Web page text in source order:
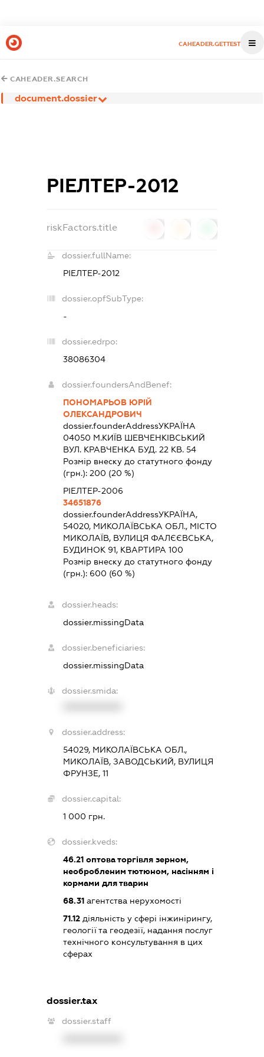
CAHEADER.GETTEST
CAHEADER.SEARCH
document.dossier
РІЕЛТЕР-2012
riskFactors.title
dossier.fullName:
РІЕЛТЕР-2012
dossier.opfSubType:
-
dossier.edrpo:
38086304
dossier.foundersAndBenef:
ПОНОМАРЬОВ ЮРІЙ
ОЛЕКСАНДРОВИЧ
dossier.founderAddressУКРАЇНА
04050 М.КИЇВ ШЕВЧЕНКІВСЬКИЙ
ВУЛ. КРАВЧЕНКА БУД. 22 КВ. 54
Розмір внеску до статутного фонду
(грн.):200 (20 %)
РІЕЛТЕР-2006
34651876
dossier.founderAddressУКРАЇНА,
54020, МИКОЛАЇВСЬКА ОБЛ., МІСТО
МИКОЛАЇВ, ВУЛИЦЯ ФАЛЄЄВСЬКА,
БУДИНОК 91, КВАРТИРА 100
Розмір внеску до статутного фонду
(грн.): 600 (60 %)
dossier.heads:
dossier.missingData
dossier.beneficiaries:
dossier.missingData
dossier.smida:
dossier.address:
54029, МИКОЛАЇВСЬКА ОБЛ.,
МИКОЛАЇВ, ЗАВОДСЬКИЙ, ВУЛИЦЯ
ФРУНЗЕ, 11
dossier.capital:
1 000 грн.
dossier.kveds:
46.21 оптова торгівля зерном,
необробленим тютюном, насінням і
кормами для тварин
68.31 агентства нерухомості
71.12 діяльність у сфері інжинірингу,
геології та геодезії, надання послуг
технічного консультування в цих
сферах
dossier.tax
dossier.staff